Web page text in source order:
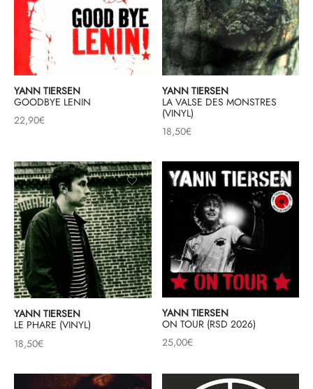
YANN TIERSEN
GOODBYE LENIN
22,90€
YANN TIERSEN
LA VALSE DES MONSTRES
(VINYL)
18,50€
YANN TIERSEN
LE PHARE (VINYL)
18,50€
YANN TIERSEN
ON TOUR (RSD 2026)
25,00€